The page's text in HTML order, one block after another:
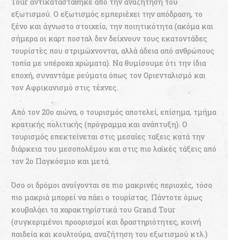
Tour αντικαταστάθηκε από την αναζήτηση του
εξωτισμού. Ο εξωτισμός εμπεριέχει την απόδραση, το
ξένο και άγνωστο στοιχείο, την ποιητικότητα (ακόμα και
σήμερα οι καρτ ποσταλ δεν δείχνουν τους εκατοντάδες
τουρίστες που στριμώχνονται, αλλά άδεια από ανθρώπους
τοπία με υπέροχα χρώματα). Να θυμίσουμε ότι την ίδια
εποχή, συναντάμε ρεύματα όπως τον Οριενταλισμό και
τον Αφρικανισμό στις τέχνες.
Από τον 20ο αιώνα, ο τουρισμός αποτελεί, επίσημα, τμήμα
κρατικής πολιτικής (πρόγραμμα και ανάπτυξη). Ο
τουρισμός επεκτείνεται στις μεσαίες ταξεις κατά την
διάρκεια του μεσοπολέμου και στις πιο λαϊκές τάξεις από
τον 2ο Παγκόσμιο και μετά.
Όσο οι δρόμοι ανοίγονται σε πιο μακρινές περιοχές, τόσο
πιο μακριά μπορεί να πάει ο τουρίστας. Πάντοτε όμως
κουβαλάει τα χαρακτηρίστικά του Grand Tour
(συγκεριμένοι προορισμοί και δραστηριότητες, κοινή
παιδεία και κουλτούρα, αναζήτηση του εξωτισμού κτλ.)